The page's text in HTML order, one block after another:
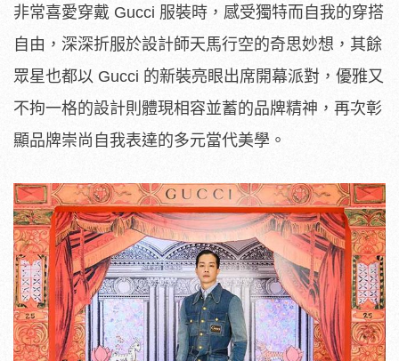
非常喜愛穿戴 Gucci 服裝時， 感受獨特而自我的穿搭
自由， 深深折服於設計師天馬行空的奇思妙想，其餘
眾星也都以 Gucci 的新裝亮眼出席開幕派對， 優雅又
不拘一格的設計則體現相容並蓄的品牌精神， 再次彰
顯品牌崇尚自我表達的多元當代美學。